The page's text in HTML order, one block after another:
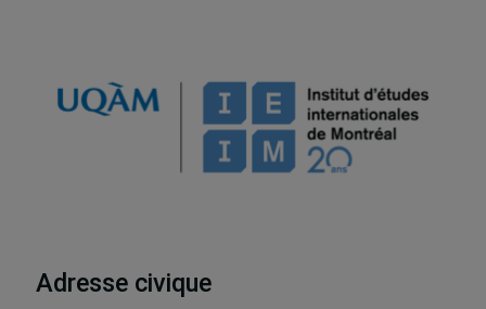
Adresse civique